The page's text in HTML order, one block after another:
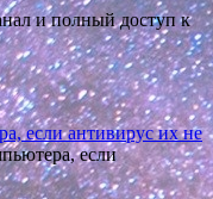
и полный доступ к
если антивирус их не
если